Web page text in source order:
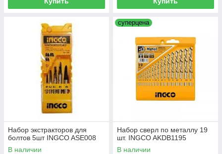
Набор экстракторов для
болтов 5шт INGCO ASE008
В наличии
суперцена
Набор сверл по металлу 19
шт. INGCO AKDB1195
В наличии